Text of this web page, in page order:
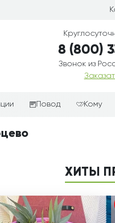
8 (800)
Звонок из
корзины
корзины
Повод
День рождения
Любовь
Просто так
Кому
Мужчине
Папе
ХИТЫ